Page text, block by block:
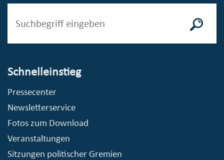
Schnelleinstieg
Pressecenter
Newsletterservice
Fotos zum Download
Veranstaltungen
Sitzungen politischer Gremien